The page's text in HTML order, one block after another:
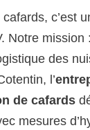
c’est
Notre mission
des
l’
de cafards
mesures